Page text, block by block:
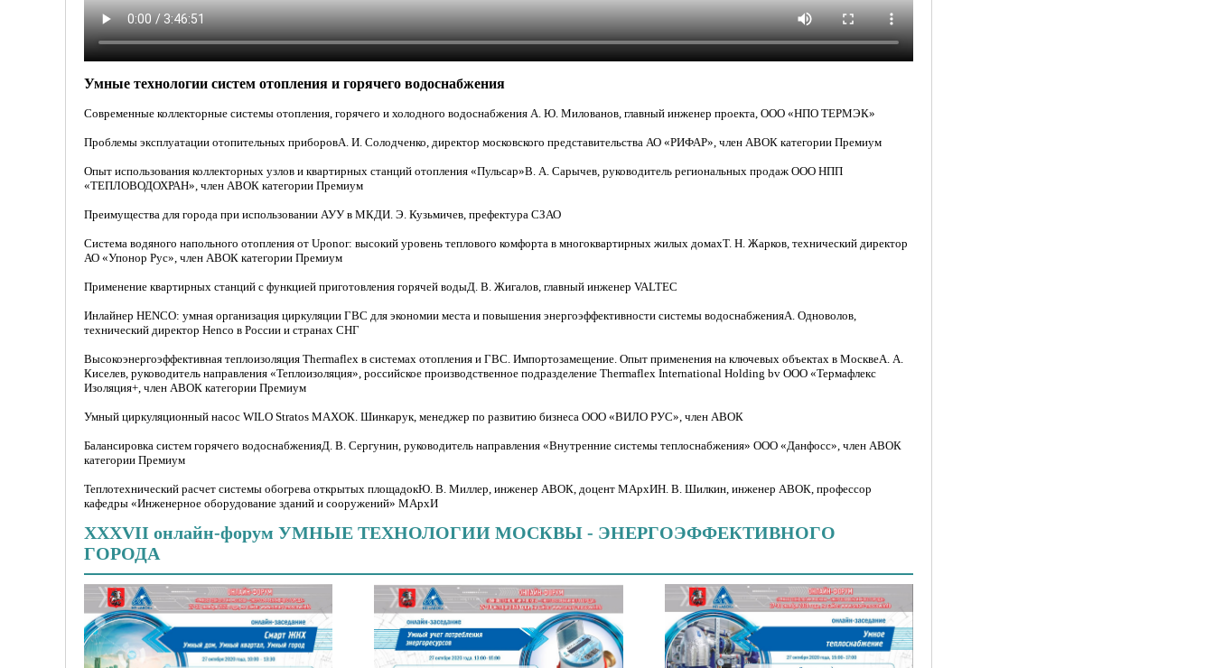
Умные технологии систем отопления и горячего водоснабжения
Современные коллекторные системы отопления, горячего и холодного водоснабжения А. Ю. Милованов, главный инженер проекта, ООО «НПО ТЕРМЭК»
Проблемы эксплуатации отопительных приборовА. И. Солодченко, директор московского представительства АО «РИФАР», член АВОК категории Премиум
Опыт использования коллекторных узлов и квартирных станций отопления «Пульсар»В. А. Сарычев, руководитель региональных продаж ООО НПП
«ТЕПЛОВОДОХРАН», член АВОК категории Премиум
Преимущества для города при использовании АУУ в МКДИ. Э. Кузьмичев, префектура СЗАО
Система водяного напольного отопления от Uponor: высокий уровень теплового комфорта в многоквартирных жилых домахТ. Н. Жарков, технический директор
АО «Упонор Рус», член АВОК категории Премиум
Применение квартирных станций с функцией приготовления горячей водыД. В. Жигалов, главный инженер VALTEC
Инлайнер HENCO: умная организация циркуляции ГВС для экономии места и повышения энергоэффективности системы водоснабженияА. Одноволов,
технический директор Henco в России и странах СНГ
Высокоэнергоэффективная теплоизоляция Thermaflex в системах отопления и ГВС. Импортозамещение. Опыт применения на ключевых объектах в МосквеА. А.
Киселев, руководитель направления «Теплоизоляция», российское производственное подразделение Thermaflex International Holding bv OOO «Термафлекс
Изоляция+, член АВОК категории Премиум
Умный циркуляционный насос WILO Stratos MAXOК. Шинкарук, менеджер по развитию бизнеса ООО «ВИЛО РУС», член АВОК
Балансировка систем горячего водоснабженияД. В. Сергунин, руководитель направления «Внутренние системы теплоснабжения» ООО «Данфосс», член АВОК
категории Премиум
Теплотехнический расчет системы обогрева открытых площадокЮ. В. Миллер, инженер АВОК, доцент МАрхИН. В. Шилкин, инженер АВОК, профессор
кафедры «Инженерное оборудование зданий и сооружений» МАрхИ
XXXVII онлайн-форум УМНЫЕ ТЕХНОЛОГИИ МОСКВЫ - ЭНЕРГОЭФФЕКТИВНОГО
ГОРОДА